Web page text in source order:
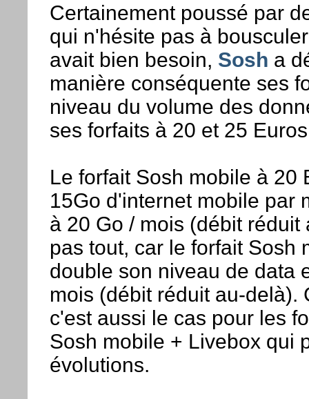
Certainement poussé par
qui n'hésite pas à
avait bien besoin, Sosh a
manière conséquente ses
niveau du volume des
ses forfaits à 20 et 25
Le forfait Sosh mobile à 20
15Go d'internet mobile par
à 20 Go / mois (débit réduit
pas tout, car le forfait Sosh
double son niveau de data
mois (débit réduit au-delà).
c'est aussi le cas pour les
Sosh mobile + Livebox qui
évolutions.